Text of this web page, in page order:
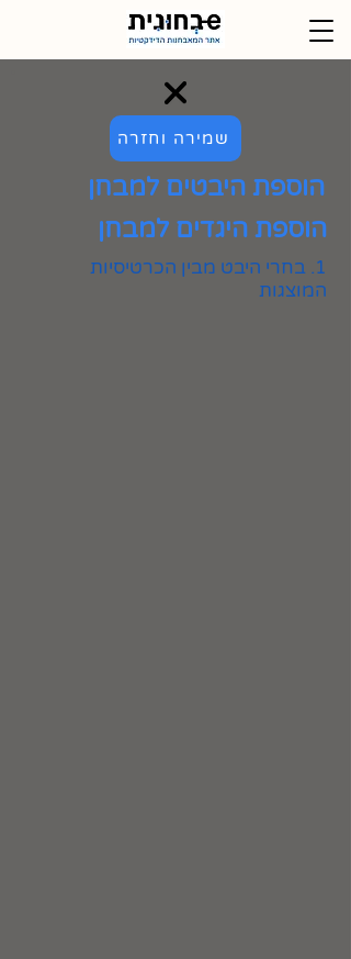
שמירה וחזרה
הוספת היבטים למבחן
הוספת היגדים למבחן
1. בחרי היבט מבין הכרטיסיות
המוצגות